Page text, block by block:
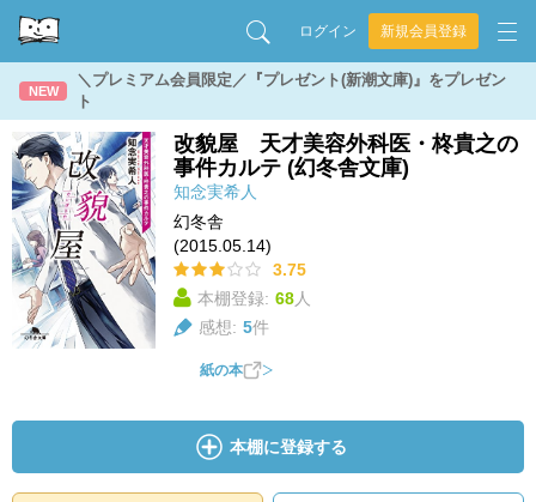
ログイン 新規会員登録
NEW
＼プレミアム会員限定／『プレゼント(新潮文庫)』をプレゼン
ト
改貌屋 天才美容外科医・柊貴之の
事件カルテ (幻冬舎文庫)
知念実希人
幻冬舎
(2015.05.14)
3.75
本棚登録: 68人
感想: 5件
紙の本
本棚に登録する